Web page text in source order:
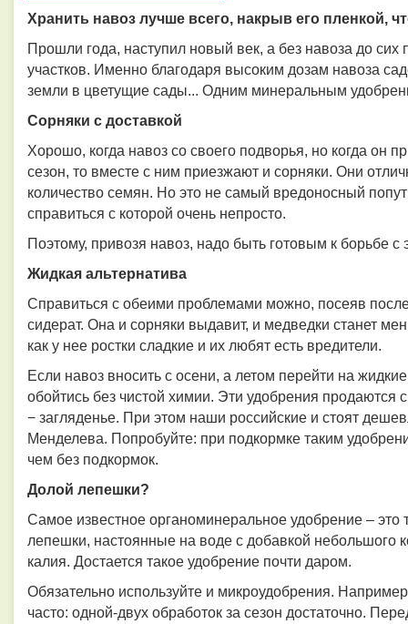
Хранить навоз лучше всего, накрыв его пленкой,
Прошли года, наступил новый век, а без навоза до
участков. Именно благодаря высоким дозам навоза
земли в цветущие сады... Одним минеральным
Сорняки с доставкой
Хорошо, когда навоз со своего подворья, но когда он
сезон, то вместе с ним приезжают и сорняки. Они
количество семян. Но это не самый вредоносный
справиться с которой очень непросто.
Поэтому, привозя навоз, надо быть готовым к борьбе
Жидкая альтернатива
Справиться с обеими проблемами можно, посеяв
сидерат. Она и сорняки выдавит, и медведки станет
как у нее ростки сладкие и их любят есть вредители.
Если навоз вносить с осени, а летом перейти на
обойтись без чистой химии. Эти удобрения продаются
− загляденье. При этом наши российские и стоят
Менделева. Попробуйте: при подкормке таким
чем без подкормок.
Долой лепешки?
Самое известное органоминеральное удобрение – это
лепешки, настоянные на воде с добавкой небольшого
калия. Достается такое удобрение почти даром.
Обязательно используйте и микроудобрения.
часто: одной-двух обработок за сезон достаточно.